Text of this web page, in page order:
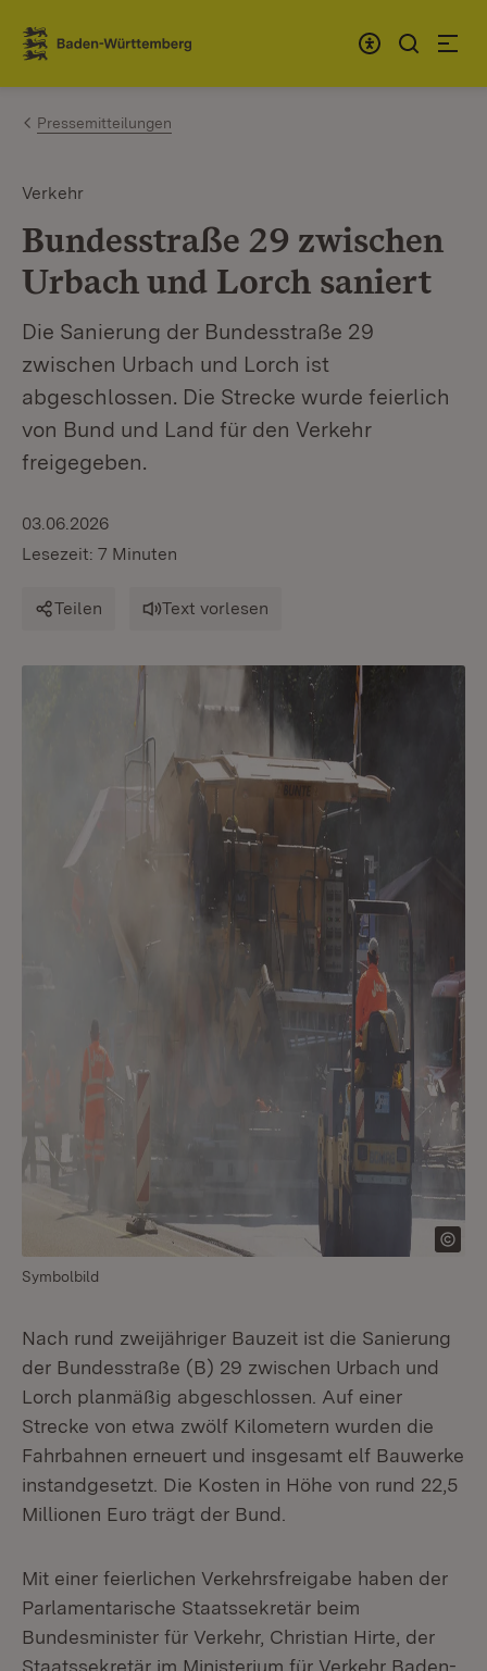
Zum Inhalt springen
Link zur Startseite
Pressemitteilungen
Verkehr
Bundesstraße 29 zwischen
Urbach und Lorch saniert
Die Sanierung der Bundesstraße 29
zwischen Urbach und Lorch ist
abgeschlossen. Die Strecke wurde feierlich
von Bund und Land für den Verkehr
freigegeben.
03.06.2026
Lesezeit: 7 Minuten
Teilen Text vorlesen
Symbolbild
Nach rund zweijähriger Bauzeit ist die Sanierung
der Bundesstraße (B) 29 zwischen Urbach und
Lorch planmäßig abgeschlossen. Auf einer
Strecke von etwa zwölf Kilometern wurden die
Fahrbahnen erneuert und insgesamt elf Bauwerke
instandgesetzt. Die Kosten in Höhe von rund 22,5
Millionen Euro trägt der Bund.
Mit einer feierlichen Verkehrsfreigabe haben der
Parlamentarische Staatssekretär beim
Bundesminister für Verkehr, Christian Hirte, der
Staatssekretär im Ministerium für Verkehr Baden-